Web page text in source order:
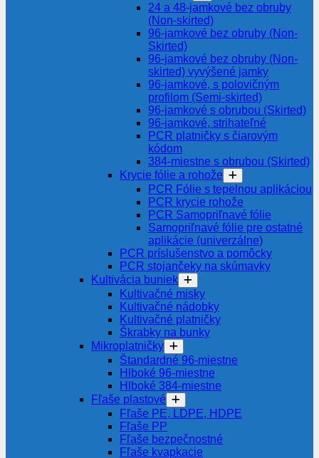
24 a 48-jamkové bez obruby
(Non-skirted)
96-jamkové bez obruby (Non-
Skirted)
96-jamkové bez obruby (Non-
skirted) vyvýšené jamky
96-jamkové, s polovičným
profilom (Semi-skirted)
96-jamkové s obrubou (Skirted)
96-jamkové, strihateľné
PCR platničky s čiarovým
kódom
384-miestne s obrubou (Skirted)
Krycie fólie a rohože
PCR Fólie s tepelnou aplikáciou
PCR krycie rohože
PCR Samopriľnavé fólie
Samopriľnavé fólie pre ostatné
aplikácie (univerzálne)
PCR príslušenstvo a pomôcky
PCR stojančeky na skúmavky
Kultivácia buniek
Kultivačné misky
Kultivačné nádobky
Kultivačné platničky
Škrabky na bunky
Mikroplatničky
Štandardné 96-miestne
Hlboké 96-miestne
Hlboké 384-miestne
Fľaše plastové
Fľaše PE, LDPE, HDPE
Fľaše PP
Fľaše bezpečnostné
Fľaše kvapkacie